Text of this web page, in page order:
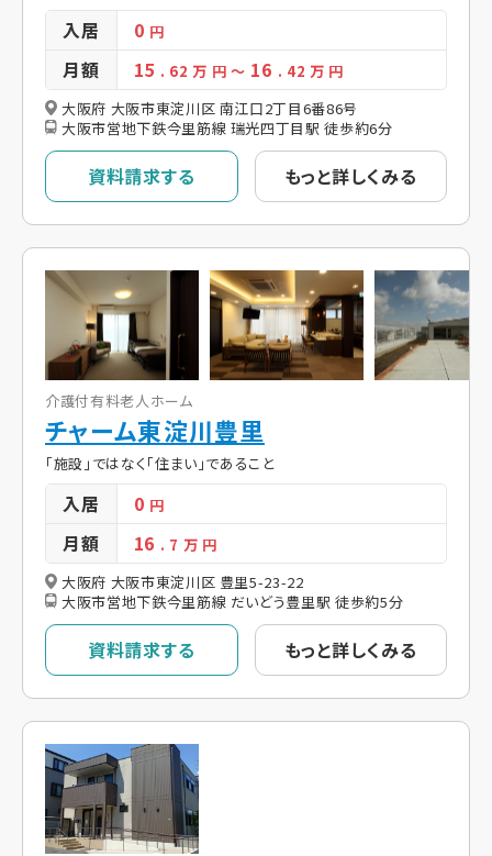
入居 0 円
月額 15 . 62万 円 ～ 16 . 42 万 円
大阪府 大阪市東淀川区 南江口2丁目6番86号
大阪市営地下鉄今里筋線 瑞光四丁目駅 徒歩約6分
資料請求する もっと詳しくみる
介護付有料老人ホーム
チャーム東淀川豊里
「施設」ではなく「住まい」であること
入居 0 円
月額 16 . 7 万 円
大阪府 大阪市東淀川区 豊里5-23-22
大阪市営地下鉄今里筋線 だいどう豊里駅 徒歩約5分
資料請求する もっと詳しくみる